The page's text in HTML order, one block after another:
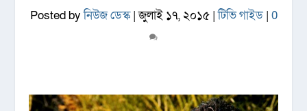
Posted byনিউজ ডেস্ক|জুলাই ১৭, ২০১৫|টিভি গাইড| 0